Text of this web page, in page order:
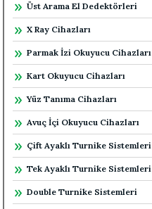
Üst Arama El Dedektörleri
X Ray Cihazları
Parmak İzi Okuyucu Cihazları
Kart Okuyucu Cihazları
Yüz Tanıma Cihazları
Avuç İçi Okuyucu Cihazları
Çift Ayaklı Turnike Sistemleri
Tek Ayaklı Turnike Sistemleri
Double Turnike Sistemleri